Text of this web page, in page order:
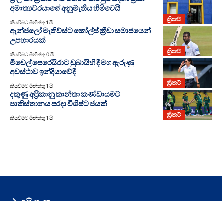
ක්‍රිකට්
අමාත්‍යවරයාගේ අනුමැතිය හිමිවෙයි
කියවීමට මිනිත්තු 1 යි
ක්‍රිකට්
ඇන්ජලෝ මැතිව්ස්‍ට කෝල්ස් ක්‍රීඩා සමාජයෙන්
උපහාරයක්
කියවීමට මිනිත්තු 0 යි
ක්‍රිකට්
මිචෙල් පෙරෙයිරාට ඩුබායිහි දී මග ඇරුණු
අවස්ථාව ඉන්දියාවේදී
කියවීමට මිනිත්තු 1 යි
ක්‍රිකට්
දකුණු අප්‍රිකානු කාන්තා කණ්ඩායමට
පාකිස්තානය පරදා විශිෂ්ට ජයක්
කියවීමට මිනිත්තු 1 යි